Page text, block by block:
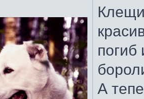
погиб
А